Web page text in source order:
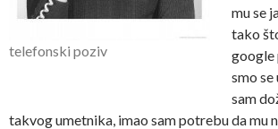
telefonski poziv
mu se
tako
google
smo se
sam
takvog umetnika, imao sam potrebu da mu